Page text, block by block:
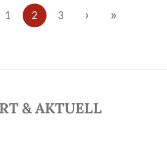
1 2 3 › »
& AKTUELL